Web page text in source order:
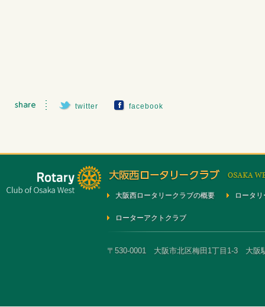
twitter facebook
大阪西ロータリークラブの概要 ロータ
ローターアクトクラブ
〒530-0001 大阪市北区梅田1丁目1-3 大阪